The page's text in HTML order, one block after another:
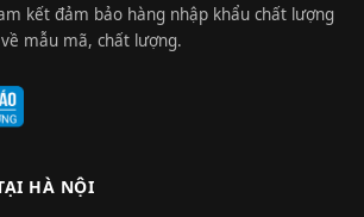
kết đảm bảo hàng nhập khẩu chất lượng
mẫu mã, chất lượng.
HÀ NỘI